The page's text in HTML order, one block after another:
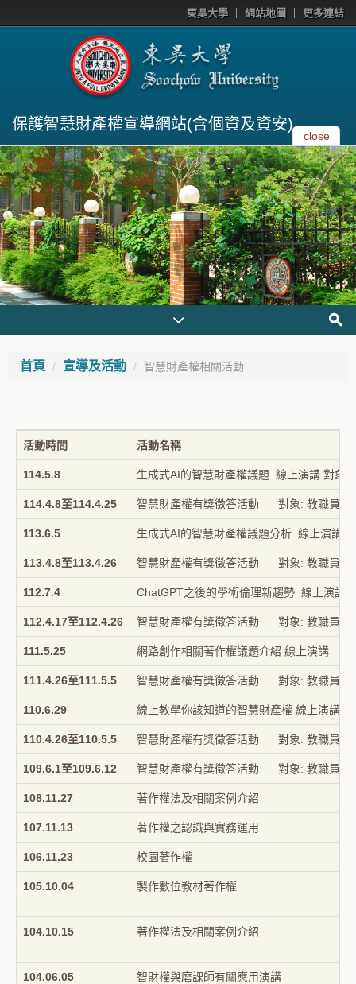
東吳大學 網站地圖 更多連結
保護智慧財產權宣導網站(含個資及資安)
close
首頁 宣導及活動 智慧財產權相關活動
活動時間 活動名稱
114.5.8 生成式AI的智慧財產權議題 線上演講 對象:
114.4.8至114.4.25 智慧財產權有獎徵答活動 對象: 教職員生
113.6.5 生成式AI的智慧財產權議題分析 線上演講
113.4.8至113.4.26 智慧財產權有獎徵答活動 對象: 教職員生
112.7.4 ChatGPT之後的學術倫理新趨勢 線上演講
112.4.17至112.4.26 智慧財產權有獎徵答活動 對象: 教職員生
111.5.25 網路創作相關著作權議題介紹 線上演講
111.4.26至111.5.5 智慧財產權有獎徵答活動 對象: 教職員生
110.6.29 線上教學你該知道的智慧財產權 線上演講
110.4.26至110.5.5 智慧財產權有獎徵答活動 對象: 教職員生
109.6.1至109.6.12 智慧財產權有獎徵答活動 對象: 教職員生
108.11.27 著作權法及相關案例介紹
107.11.13 著作權之認識與實務運用
106.11.23 校園著作權
105.10.04 製作數位教材著作權
104.10.15 著作權法及相關案例介紹
104.06.05 智財權與磨課師有關應用演講